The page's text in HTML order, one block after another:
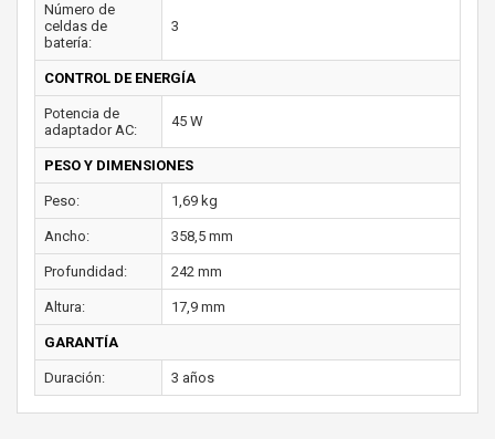
Número de
celdas de
batería:
3
CONTROL DE ENERGÍA
Potencia de
adaptador AC:
45 W
PESO Y DIMENSIONES
Peso: 1,69 kg
Ancho: 358,5 mm
Profundidad: 242 mm
Altura: 17,9 mm
GARANTÍA
Duración: 3 años